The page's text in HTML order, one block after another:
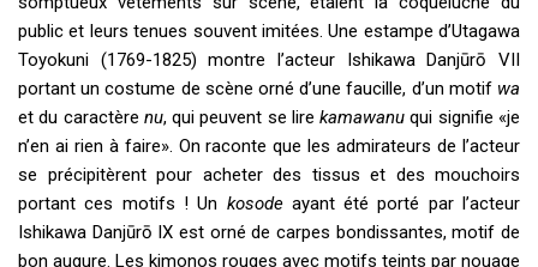
public et leurs tenues souvent imitées. Une estampe d’Utagawa
Toyokuni (1769-1825) montre l’acteur Ishikawa Danjūrō VII
portant un costume de scène orné d’une faucille, d’un motif wa
et du caractère nu, qui peuvent se lirekamawanu qui signifie «je
n’en ai rien à faire». On raconte que les admirateurs de l’acteur
se précipitèrent pour acheter des tissus et des mouchoirs
portant ces motifs ! Un kosodeayant été porté par l’acteur
Ishikawa Danjūrō IX est orné de carpes bondissantes, motif de
bon augure. Les kimonos rouges avec motifs teints par nouage